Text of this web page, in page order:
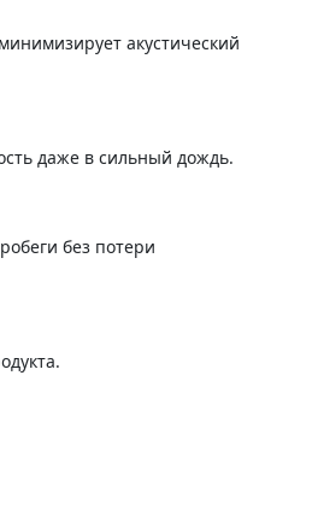
акустический
даже в сильный дождь.
без потери